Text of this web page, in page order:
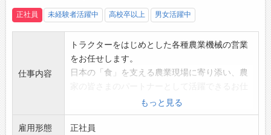
正社員 未経験者活躍中 高校卒以上 男女活躍中
仕事内容
トラクターをはじめとした各種農業機械の営業
をお任せします。
日本の「食」を支える農業現場に寄り添い、農
既存のお客様との関係づくりが中心なので、未
経験の方でも安心してスタートできます！
もっと見る
雇用形態 正社員